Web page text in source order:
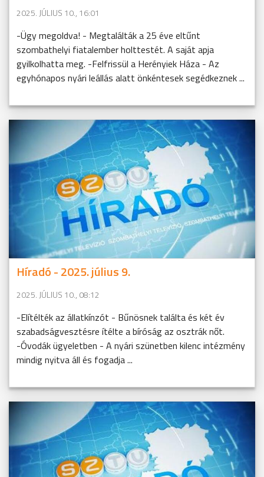
2025. JÚLIUS 10., 16:01
-Ügy megoldva! - Megtalálták a 25 éve eltűnt
szombathelyi fiatalember holttestét. A saját apja
gyilkolhatta meg. -Felfrissül a Herényiek Háza - Az
egyhónapos nyári leállás alatt önkéntesek segédkeznek ...
Híradó - 2025. július 9.
2025. JÚLIUS 10., 08:12
-Elítélték az állatkínzót - Bűnösnek találta és két év
szabadságvesztésre ítélte a bíróság az osztrák nőt.
-Óvodák ügyeletben - A nyári szünetben kilenc intézmény
mindig nyitva áll és fogadja ...